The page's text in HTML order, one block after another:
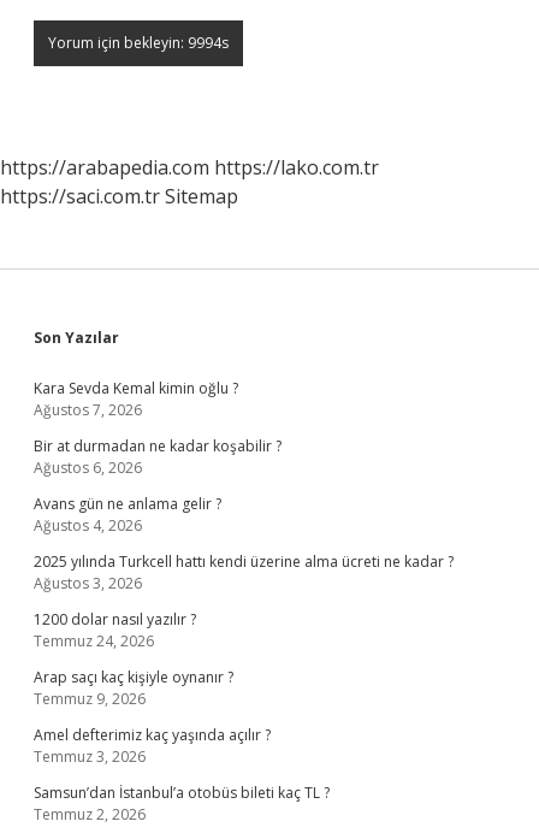
https://arabapedia.com https://lako.com.tr
https://saci.com.trSitemap
Sidebar
Son Yazılar
Kara Sevda Kemal kimin oğlu ?
Ağustos 7, 2026
Bir at durmadan ne kadar koşabilir ?
Ağustos 6, 2026
Avans gün ne anlama gelir ?
Ağustos 4, 2026
2025 yılında Turkcell hattı kendi üzerine alma ücreti ne kadar ?
Ağustos 3, 2026
1200 dolar nasıl yazılır ?
Temmuz 24, 2026
Arap saçı kaç kişiyle oynanır ?
Temmuz 9, 2026
Amel defterimiz kaç yaşında açılır ?
Temmuz 3, 2026
Samsun’dan İstanbul’a otobüs bileti kaç TL ?
Temmuz 2, 2026